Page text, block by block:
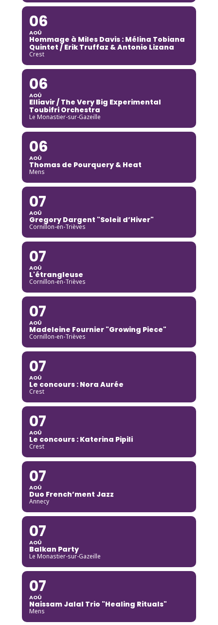
06
AOÛ
Hommage à Miles Davis : Mélina Tobiana
Quintet / Erik Truffaz & Antonio Lizana
Crest
06
AOÛ
Elliavir / The Very Big Experimental
Toubifri Orchestra
Le Monastier-sur-Gazeille
06
AOÛ
Thomas de Pourquery & Heat
Mens
07
AOÛ
Gregory Dargent "Soleil d’Hiver"
Cornillon-en-Trièves
07
AOÛ
L'étrangleuse
Cornillon-en-Trièves
07
AOÛ
Madeleine Fournier "Growing Piece"
Cornillon-en-Trièves
07
AOÛ
Le concours : Nora Aurée
Crest
07
AOÛ
Le concours : Katerina Pipili
Crest
07
AOÛ
Duo French’ment Jazz
Annecy
07
AOÛ
Balkan Party
Le Monastier-sur-Gazeille
07
AOÛ
Naissam Jalal Trio "Healing Rituals"
Mens